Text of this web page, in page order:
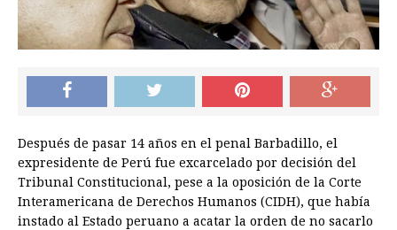
Después de pasar 14 años en el penal Barbadillo, el
expresidente de Perú fue excarcelado por decisión del
Tribunal Constitucional, pese a la oposición de la Corte
Interamericana de Derechos Humanos (CIDH), que había
instado al Estado peruano a acatar la orden de no sacarlo